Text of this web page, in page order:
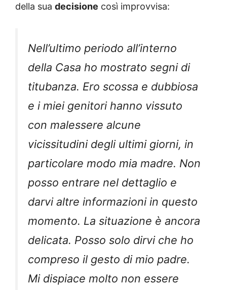
della sua decisione così improvvisa:
Nell’ultimo periodo all’interno
della Casa ho mostrato segni di
titubanza. Ero scossa e dubbiosa
e i miei genitori hanno vissuto
con malessere alcune
vicissitudini degli ultimi giorni, in
particolare modo mia madre. Non
posso entrare nel dettaglio e
darvi altre informazioni in questo
momento. La situazione è ancora
delicata. Posso solo dirvi che ho
compreso il gesto di mio padre.
Mi dispiace molto non essere